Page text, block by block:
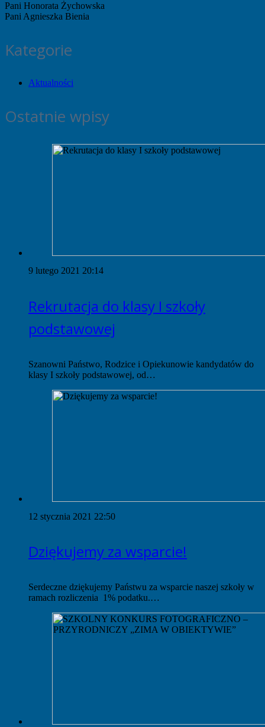
Pani Honorata Żychowska
Pani Agnieszka Bienia
Kategorie
Aktualności
Ostatnie wpisy
9 lutego 2021 20:14
Rekrutacja do klasy I szkoły
podstawowej
Szanowni Państwo, Rodzice i Opiekunowie kandydatów do
klasy I szkoły podstawowej, od…
12 stycznia 2021 22:50
Dziękujemy za wsparcie!
Serdeczne dziękujemy Państwu za wsparcie naszej szkoły w
ramach rozliczenia 1% podatku.…